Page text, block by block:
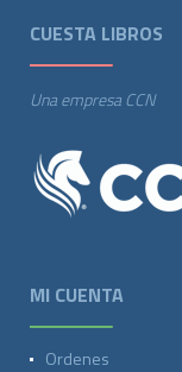
CUESTA LIBROS
Una empresa CCN
MI CUENTA
Ordenes